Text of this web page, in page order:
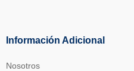
Información Adicional
Nosotros